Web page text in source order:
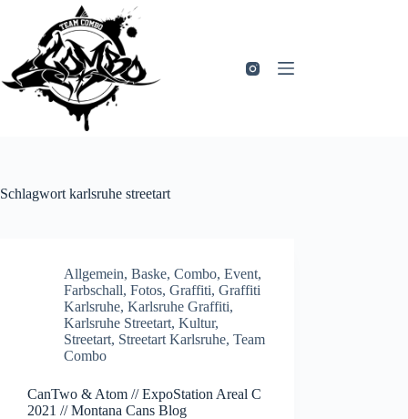
springen
Schlagwort karlsruhe streetart
Allgemein, Baske, Combo, Event,
Farbschall, Fotos, Graffiti, Graffiti
Karlsruhe, Karlsruhe Graffiti,
Karlsruhe Streetart, Kultur,
Streetart, Streetart Karlsruhe, Team
Combo
CanTwo & Atom // ExpoStation Areal C
2021 // Montana Cans Blog